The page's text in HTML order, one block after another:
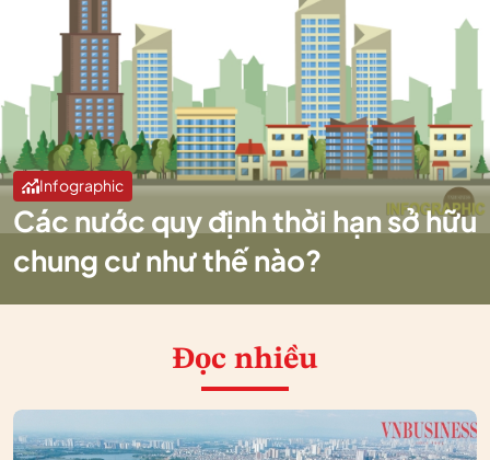
Infographic
Các nước quy định thời hạn sở hữu
chung cư như thế nào?
Đọc nhiều